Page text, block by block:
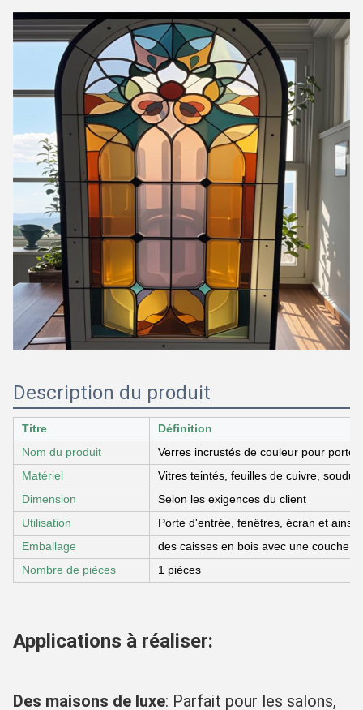
Description du produit
Titre
Définition
Nom du produit
Verres incrustés de couleur pour porte
Matériel
Vitres teintés, feuilles de cuivre,
Dimension
Selon les exigences du client
Utilisation
Porte d'entrée, fenêtres, écran et ainsi
Emballage
des caisses en bois avec une couche
Nombre de pièces
1 pièces
Applications à réaliser:
Des maisons de luxe: Parfait pour les salons,